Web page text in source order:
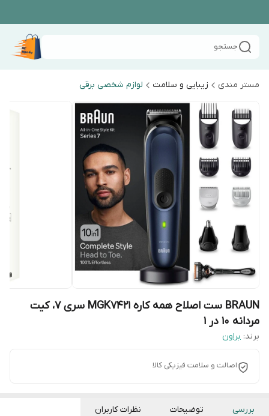
جستجو
مستر مندی زیبایی و سلامت لوازم شخصی برقی
BRAUN ست اصلاح همه کاره MGK7421 سری 7، کیت
مردانه 10 در 1
برند: براون
اصالت و سلامت فیزیکی کالا
بررسی توضیحات نظرات کاربران